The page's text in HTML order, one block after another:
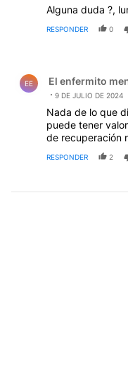
Alguna duda ?,
RESPONDER 0
EE El enfermito
9 DE JULIO DE 2024
Nada de lo que
puede tener
de recuperación
RESPONDER 2